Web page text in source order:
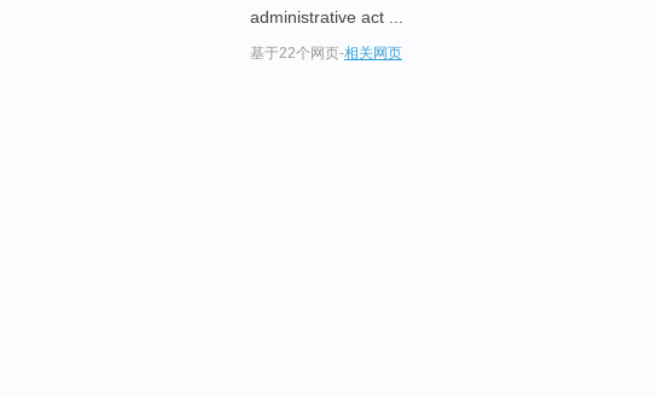
administrative act ...
基于22个网页-相关网页